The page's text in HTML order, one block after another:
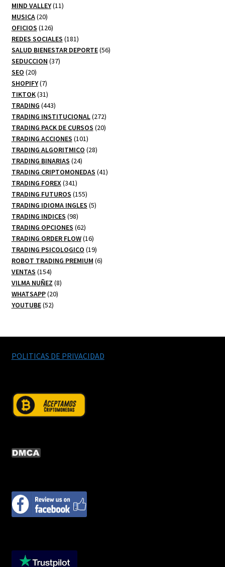
productos
MIND VALLEY 1111
MUSICA 2020
productos
OFICIOS 126126
productos
REDES SOCIALES 181181
productos
SALUD BIENESTAR DEPORTE 5656
SEDUCCION 3737
SEO 2020
productos
SHOPIFY 77
productos
TIKTOK 3131
productos
TRADING 443443
productos
TRADING INSTITUCIONAL 272272
productos
TRADING PACK DE CURSOS 2020
TRADING ACCIONES 101101
productos
TRADING ALGORITMICO 2828
TRADING BINARIAS 2424
productos
TRADING CRIPTOMONEDAS 4141
TRADING FOREX 341341
productos
TRADING FUTUROS 155155
productos
TRADING IDIOMA INGLES 55
TRADING INDICES 9898
productos
TRADING OPCIONES 6262
productos
TRADING ORDER FLOW 1616
productos
TRADING PSICOLOGICO 1919
productos
ROBOT TRADING PREMIUM 66
VENTAS 154154
productos
VILMA NUÑEZ 88
WHATSAPP 2020
YOUTUBE 5252
POLITICAS DE PRIVACIDAD